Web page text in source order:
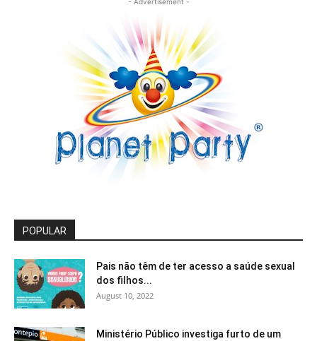
POPULAR
Pais não têm de ter acesso a saúde sexual
dos filhos...
August 10, 2022
Ministério Público investiga furto de um